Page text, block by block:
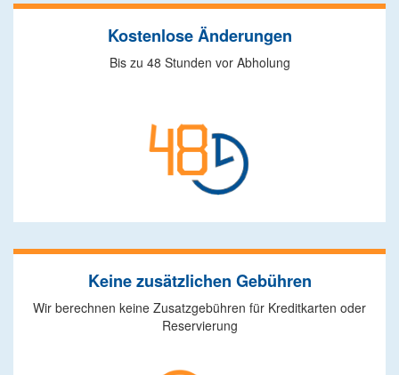
Kostenlose Änderungen
Bis zu 48 Stunden vor Abholung
Keine zusätzlichen Gebühren
Wir berechnen keine Zusatzgebühren für Kreditkarten oder
Reservierung